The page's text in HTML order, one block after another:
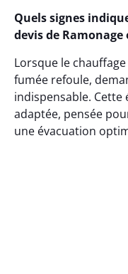
Quels signes
devis de Ramonage
Lorsque le
fumée refoule,
indispensable.
adaptée, pensée
une évacuation